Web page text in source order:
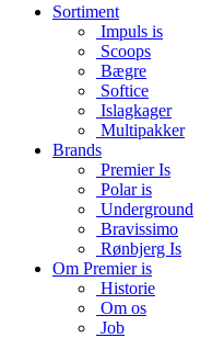
Sortiment
Impuls is
Scoops
Bægre
Softice
Islagkager
Multipakker
Brands
Premier Is
Polar is
Underground
Bravissimo
Rønbjerg Is
Om Premier is
Historie
Om os
Job